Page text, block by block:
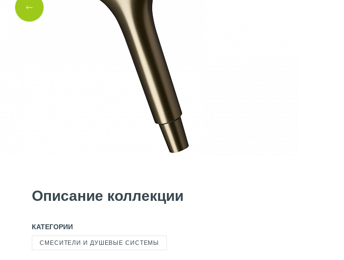
Описание коллекции
КАТЕГОРИИ
СМЕСИТЕЛИ И ДУШЕВЫЕ СИСТЕМЫ